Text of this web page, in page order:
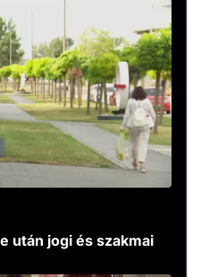
után jogi és szakmai